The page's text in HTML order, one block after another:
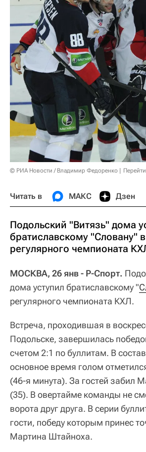
© РИА Новости / Владимир Федоренко
Читать в МАКС Дзен
Подольский "Витязь" дома
братиславскому "Словану"
регулярного чемпионата
МОСКВА, 26 янв - Р-Спорт.
дома уступил братиславскому "
регулярного чемпионата КХЛ.
Встреча, проходившая в
Подольске, завершилась
счетом 2:1 по буллитам. В
основное время голом
(46-я минута). За гостей забил
(35). В овертайме команды не
ворота друг друга. В серии
гости, победу которым принес
Мартина Штайноха.